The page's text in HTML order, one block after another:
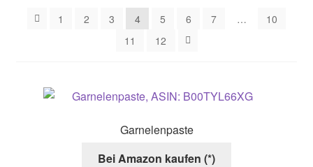
1 2 3 4 5 6 7 …
10
11
12
Garnelenpaste
Bei Amazon kaufen (*)